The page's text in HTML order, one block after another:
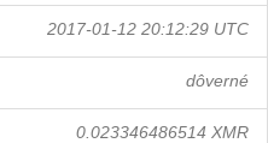
2017-01-12 20:12:29 UTC
dôverné
0.023346486514 XMR